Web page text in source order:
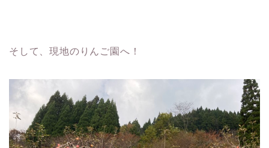
そして、現地のりんご園へ！